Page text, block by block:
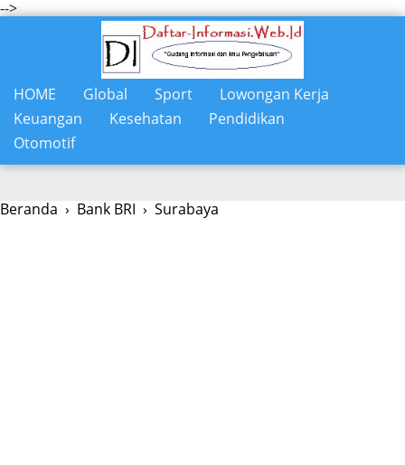
-->
HOME Global Sport
Lowongan Kerja
Keuangan
Kesehatan
Pendidikan
Otomotif
Beranda › Bank BRI › Surabaya